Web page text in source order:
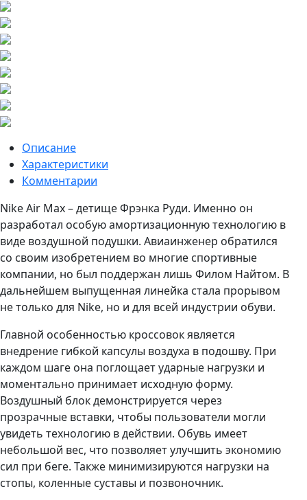
Описание
Характеристики
Комментарии
Nike Air Max – детище Фрэнка Руди. Именно он
разработал особую амортизационную технологию в
виде воздушной подушки. Авиаинженер обратился
со своим изобретением во многие спортивные
компании, но был поддержан лишь Филом Найтом. В
дальнейшем выпущенная линейка стала прорывом
не только для Nike, но и для всей индустрии обуви.
Главной особенностью кроссовок является
внедрение гибкой капсулы воздуха в подошву. При
каждом шаге она поглощает ударные нагрузки и
моментально принимает исходную форму.
Воздушный блок демонстрируется через
прозрачные вставки, чтобы пользователи могли
увидеть технологию в действии. Обувь имеет
небольшой вес, что позволяет улучшить экономию
сил при беге. Также минимизируются нагрузки на
стопы, коленные суставы и позвоночник.